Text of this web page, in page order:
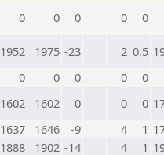
0 0 0 0 0
1952 1975 -23 2 0,5
0 0 0 0
0
1602 1602 0 0 0
1637 1646 -9 4 1
1888 1902 -14 4 1